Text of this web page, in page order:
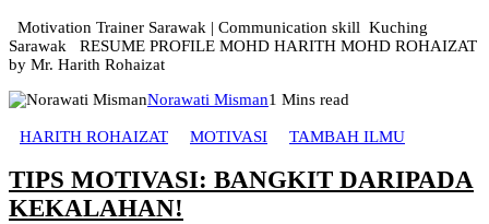
Motivation Trainer Sarawak | Communication skill Kuching
Sarawak RESUME PROFILE MOHD HARITH MOHD ROHAIZAT
by Mr. Harith Rohaizat
Norawati Misman1 Mins read
HARITH ROHAIZAT MOTIVASI TAMBAH ILMU
TIPS MOTIVASI: BANGKIT DARIPADA
KEKALAHAN!